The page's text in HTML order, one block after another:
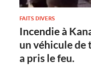
FAITS DIVERS
Incendie à
un véhicule de
a pris le feu.